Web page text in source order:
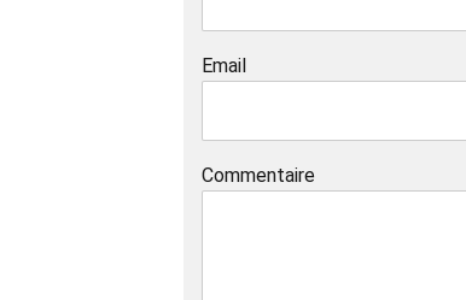
Email
Commentaire